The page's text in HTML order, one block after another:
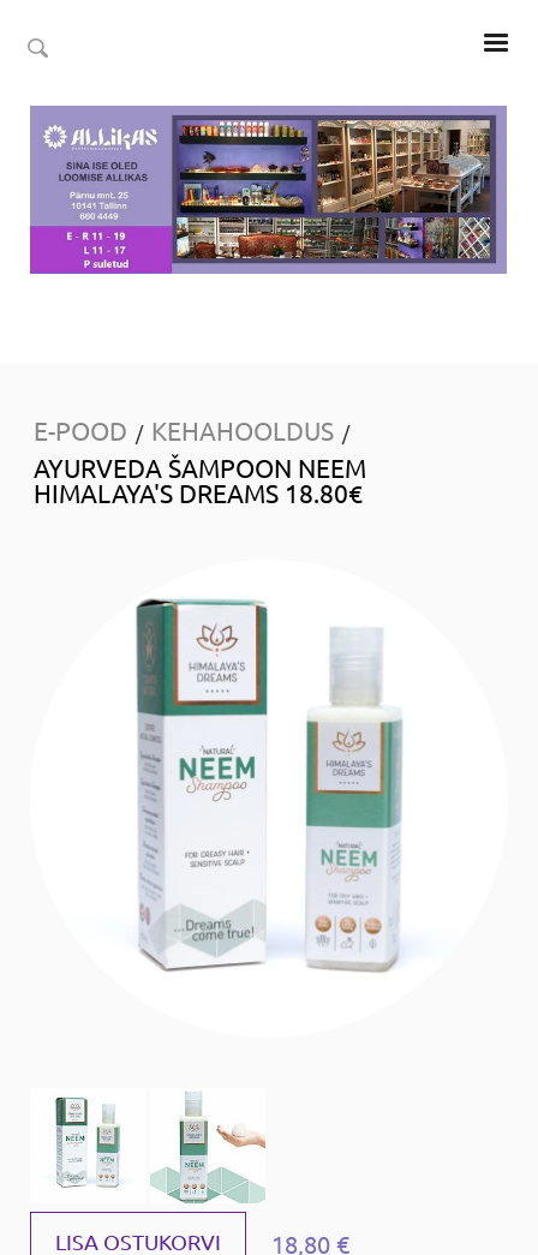
E-POOD / KEHAHOOLDUS /
AYURVEDA ŠAMPOON NEEM
HIMALAYA'S DREAMS 18.80€
LISA OSTUKORVI 18,80 €